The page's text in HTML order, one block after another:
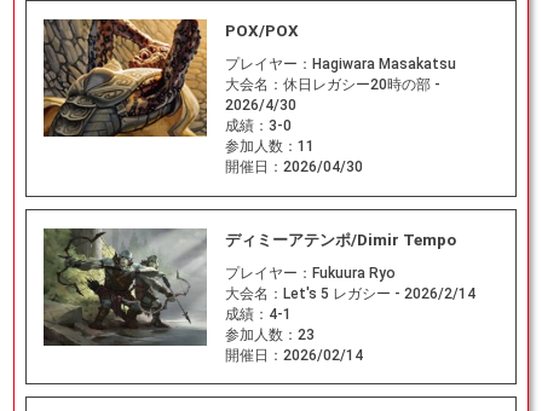
POX/POX
プレイヤー： Hagiwara Masakatsu
大会名： 休日レガシー20時の部 -
2026/4/30
成績： 3-0
参加人数： 11
開催日： 2026/04/30
ディミーアテンポ/Dimir Tempo
プレイヤー： Fukuura Ryo
大会名： Let's 5 レガシー - 2026/2/14
成績： 4-1
参加人数： 23
開催日： 2026/02/14